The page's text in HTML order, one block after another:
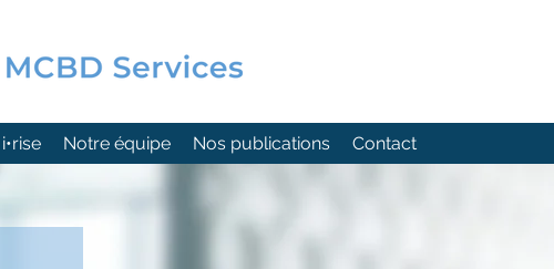
i•rise Notre équipe Nos publications Contact